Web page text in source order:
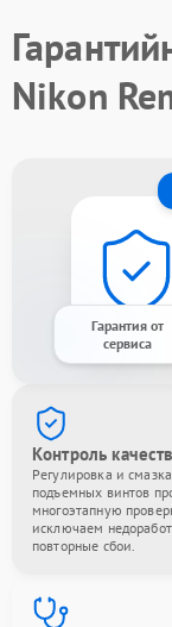
Nikon
Гарантия от
сервиса
Контроль
Регулировка и смазка
подъемных винтов
многоэтапную
исключаем
повторные сбои.